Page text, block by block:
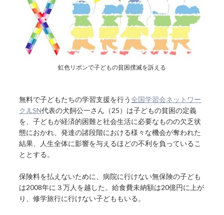
虹色リボンで子どもの貧困撲滅を訴える
無料で子どもたちの学習支援を行う全国学習会ネットワー
クJLSN代表の犬飼公一さん（25）は子どもの貧困の定義
を、子どもが経済的困難と社会生活に必要なものの欠乏状
態におかれ、発達の諸段階における様々な機会が奪われた
結果、人生全体に影響を与えるほどの不利を負っているこ
ととする。
保険料を払えないために、病院に行けない無保険の子ども
は2008年に３万人を越した。給食費未納額は20億円に上が
り、修学旅行に行けない子どももいる。